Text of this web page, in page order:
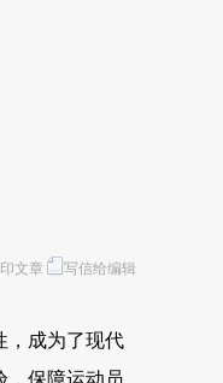
文章 写信给编辑
，成为了现代
，保障运动员